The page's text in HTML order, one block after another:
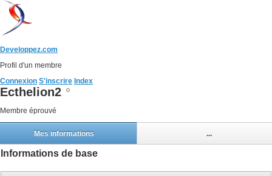
Developpez.com
Profil d'un membre
Connexion S'inscrire Index
Ecthelion2
Membre éprouvé
Mes informations ...
Informations de base